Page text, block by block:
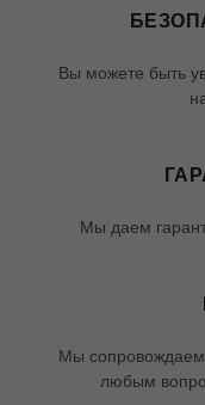
Вы можете быть
Мы даем
Мы сопровождаем
любым